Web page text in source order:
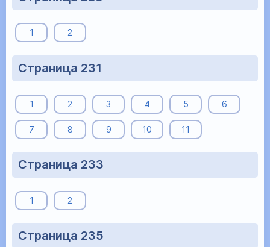
1 2
Страница 231
1 2 3 4 5 6
7 8 9 10 11
Страница 233
1 2
Страница 235